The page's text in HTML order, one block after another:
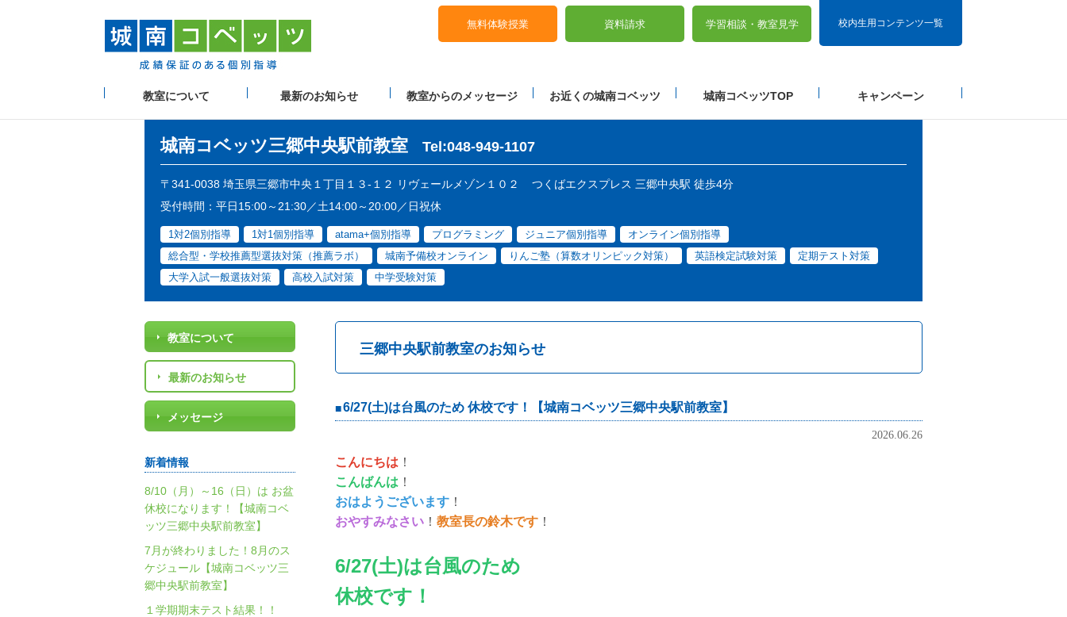
校内生用コンテンツ一覧
無料体験授業 資料請求 学習相談・ 教室見学
教室について 最新のお知らせ 教室からのメッセージ お近くの城南コベッツ 城南コベッツTOP キャンペーン
城南コベッツ三郷中央駅前教室 Tel:048-949-1107
〒341-0038 埼玉県三郷市中央１丁目１３-１２ リヴェールメゾン１０２
つくばエクスプレス 三郷中央駅 徒歩4分
受付時間：平日15:00～21:30／土14:00～20:00／日祝休
1対2個別指導 1対1個別指導 atama+個別指導 プログラミング ジュニア個別指導
オンライン個別指導
総合型・学校推薦型選抜対策（推薦ラボ）
城南予備校オンライン りんご塾（算数オリンピック対策） 英語検定試験対策
定期テスト対策
大学入試一般選抜対策
高校入試対策 中学受験対策
三郷中央駅前教室のお知らせ
6/27(土)は台風のため 休校です！【城南コベッツ三郷中央駅前教室】
2026.06.26
こんにちは ！
こんばんは ！
おはようございます ！
おやすみなさい ！ 教室長の鈴木です ！
6/27(土)は台風のため
休校です！
教室について
最新のお知らせ
メッセージ
新着情報
8/10（月）～16（日）は お盆
休校になります！【城南コベ
ッツ三郷中央駅前教室】
7月が終わりました！8月のス
ケジュール【城南コベッツ三
郷中央駅前教室】
１学期期末テスト結果！！